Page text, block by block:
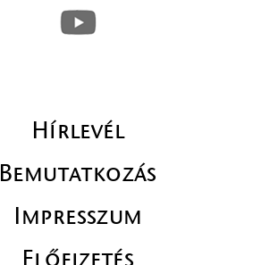
Hírlevél
Bemutatkozás
Impresszum
Előfizetés